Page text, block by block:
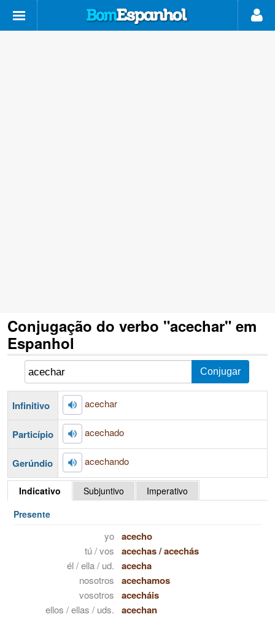
Conjugação do verbo "acechar" em
Espanhol
Infinitivo acechar
Particípio acechado
Gerúndio acechando
Indicativo Subjuntivo
Imperativo
Presente
yo acecho
tú / vos acechas/acechás
él / ella / ud. acecha
nosotros acechamos
vosotros acecháis
ellos / ellas / uds. acechan